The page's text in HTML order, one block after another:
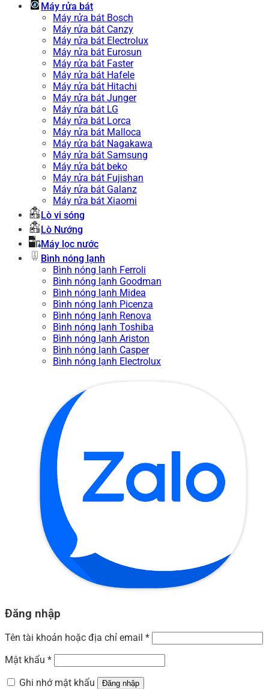
Máy rửa bát
Máy rửa bát Bosch
Máy rửa bát Canzy
Máy rửa bát Electrolux
Máy rửa bát Eurosun
Máy rửa bát Faster
Máy rửa bát Hafele
Máy rửa bát Hitachi
Máy rửa bát Junger
Máy rửa bát LG
Máy rửa bát Lorca
Máy rửa bát Malloca
Máy rửa bát Nagakawa
Máy rửa bát Samsung
Máy rửa bát beko
Máy rửa bát Fujishan
Máy rửa bát Galanz
Máy rửa bát Xiaomi
Lò vi sóng
Lò Nướng
Máy lọc nước
Bình nóng lạnh
Bình nóng lạnh Ferroli
Bình nóng lạnh Goodman
Bình nóng lạnh Midea
Bình nóng lạnh Picenza
Bình nóng lạnh Renova
Bình nóng lạnh Toshiba
Bình nóng lạnh Ariston
Bình nóng lạnh Casper
Bình nóng lạnh Electrolux
Đăng nhập
Tên tài khoản hoặc địa chỉ email *
Mật khẩu *
Ghi nhớ mật khẩu
Đăng nhập